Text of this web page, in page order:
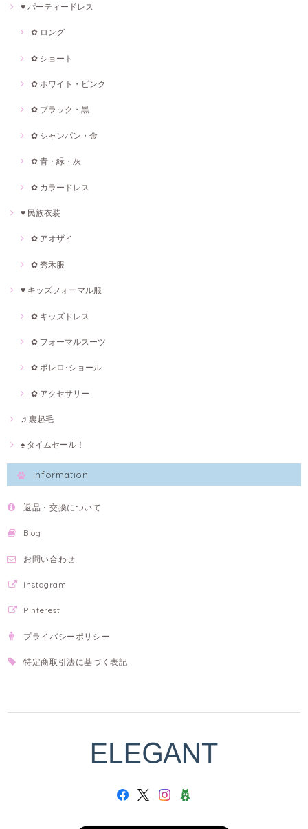
♥ パーティードレス
✿ ロング
✿ ショート
✿ ホワイト・ピンク
✿ ブラック・黒
✿ シャンパン・金
✿ 青・緑・灰
✿ カラードレス
♥ 民族衣装
✿ アオザイ
✿ 秀禾服
♥ キッズフォーマル服
✿ キッズドレス
✿ フォーマルスーツ
✿ ボレロ･ショール
✿ アクセサリー
♫ 裏起毛
♠ タイムセール！
Information
返品・交換について
Blog
お問い合わせ
Instagram
Pinterest
プライバシーポリシー
特定商取引法に基づく表記